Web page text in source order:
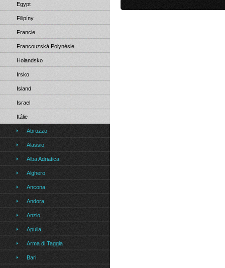
Egypt
Filipíny
Francie
Francouzská Polynésie
Holandsko
Irsko
Island
Israel
Itálie
Abruzzo
Alassio
Alba Adriatica
Alghero
Ancona
Andora
Anzio
Apulia
Arma di Taggia
Bari